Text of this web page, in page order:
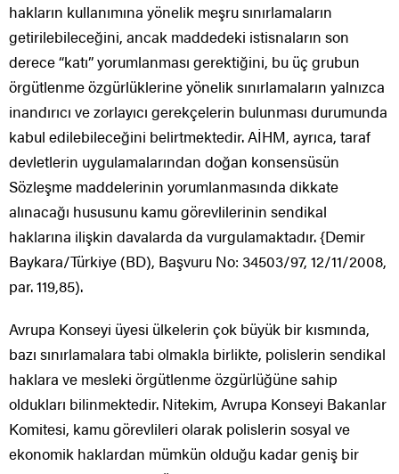
hakların kullanımına yönelik meşru sınırlamaların
getirilebileceğini, ancak maddedeki istisnaların son
derece “katı” yorumlanması gerektiğini, bu üç grubun
örgütlenme özgürlüklerine yönelik sınırlamaların yalnızca
inandırıcı ve zorlayıcı gerekçelerin bulunması durumunda
kabul edilebileceğini belirtmektedir. AİHM, ayrıca, taraf
devletlerin uygulamalarından doğan konsensüsün
Sözleşme maddelerinin yorumlanmasında dikkate
alınacağı hususunu kamu görevlilerinin sendikal
haklarına ilişkin davalarda da vurgulamaktadır. {Demir
Baykara/Türkiye (BD), Başvuru No: 34503/97, 12/11/2008,
par. 119,85).
Avrupa Konseyi üyesi ülkelerin çok büyük bir kısmında,
bazı sınırlamalara tabi olmakla birlikte, polislerin sendikal
haklara ve mesleki örgütlenme özgürlüğüne sahip
oldukları bilinmektedir. Nitekim, Avrupa Konseyi Bakanlar
Komitesi, kamu görevlileri olarak polislerin sosyal ve
ekonomik haklardan mümkün olduğu kadar geniş bir